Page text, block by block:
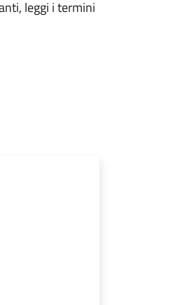
leggi i termini